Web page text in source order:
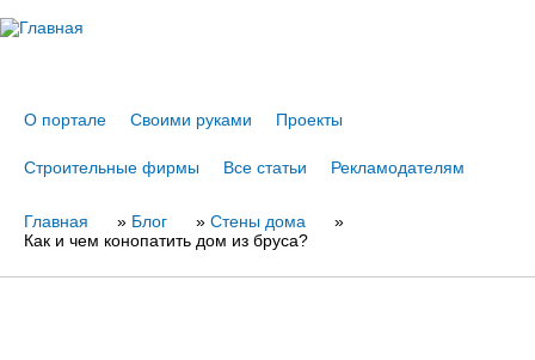
О портале Своими руками Проекты
Строительные фирмы Все статьи Рекламодателям
Вы
Главная » Блог » Стены дома
»
Как и чем конопатить дом из бруса?